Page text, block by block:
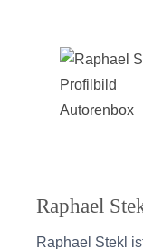
Raphael
Raphael Stekl